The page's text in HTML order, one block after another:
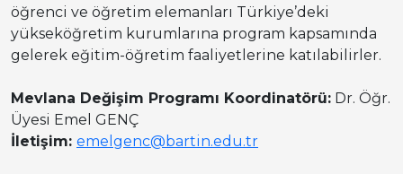
öğrenci ve öğretim elemanları Türkiye’deki
yükseköğretim kurumlarına program kapsamında
gelerek eğitim-öğretim faaliyetlerine katılabilirler.
Mevlana Değişim Programı Koordinatörü: Dr. Öğr.
Üyesi Emel GENÇ
İletişim: emelgenc@bartin.edu.tr